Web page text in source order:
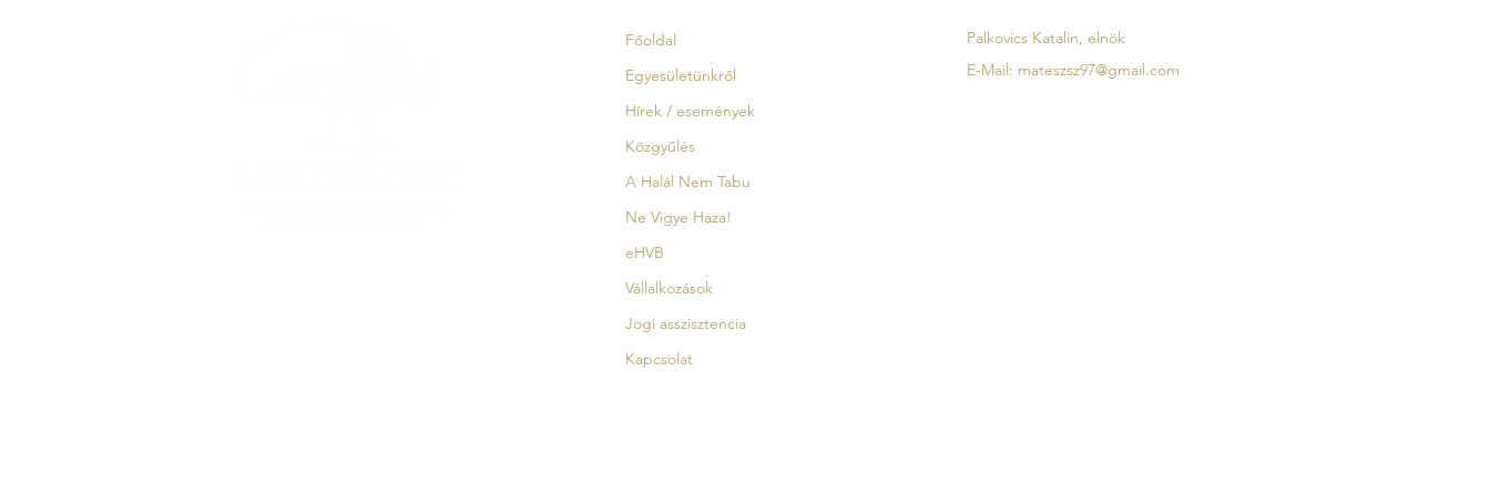
Főoldal
Egyesületünkről
Hírek / események
Közgyűlés
A Halál Nem Tabu
Ne Vigye Haza!
eHVB
Vállalkozások
Jogi asszisztencia
Kapcsolat
Palkovics Katalin, elnök
E-Mail: mateszsz97@gmail.com